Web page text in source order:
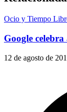
Ocio y Tiempo
Google
12 de agosto de